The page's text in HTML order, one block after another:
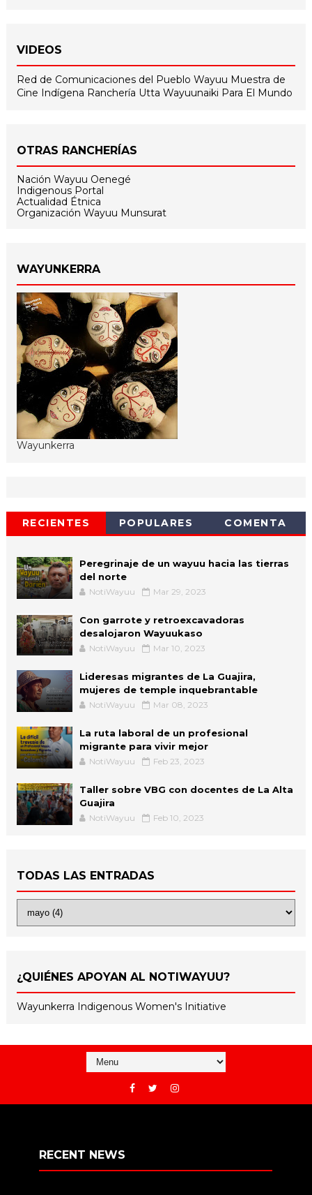
VIDEOS
Red de Comunicaciones del Pueblo Wayuu Muestra de
Cine Indígena Ranchería Utta Wayuunaiki Para El Mundo
OTRAS RANCHERÍAS
Nación Wayuu Oenegé
Indigenous Portal
Actualidad Étnica
Organización Wayuu Munsurat
WAYUNKERRA
Wayunkerra
RECIENTES POPULARES COMENTA
Peregrinaje de un wayuu hacia las tierras
del norte
NotiWayuu Mar 29, 2023
Con garrote y retroexcavadoras
desalojaron Wayuukaso
NotiWayuu Mar 10, 2023
Lideresas migrantes de La Guajira,
mujeres de temple inquebrantable
NotiWayuu Mar 08, 2023
La ruta laboral de un profesional
migrante para vivir mejor
NotiWayuu Feb 23, 2023
Taller sobre VBG con docentes de La Alta
Guajira
NotiWayuu Feb 10, 2023
TODAS LAS ENTRADAS
¿QUIÉNES APOYAN AL NOTIWAYUU?
Wayunkerra Indigenous Women's Initiative
RECENT NEWS